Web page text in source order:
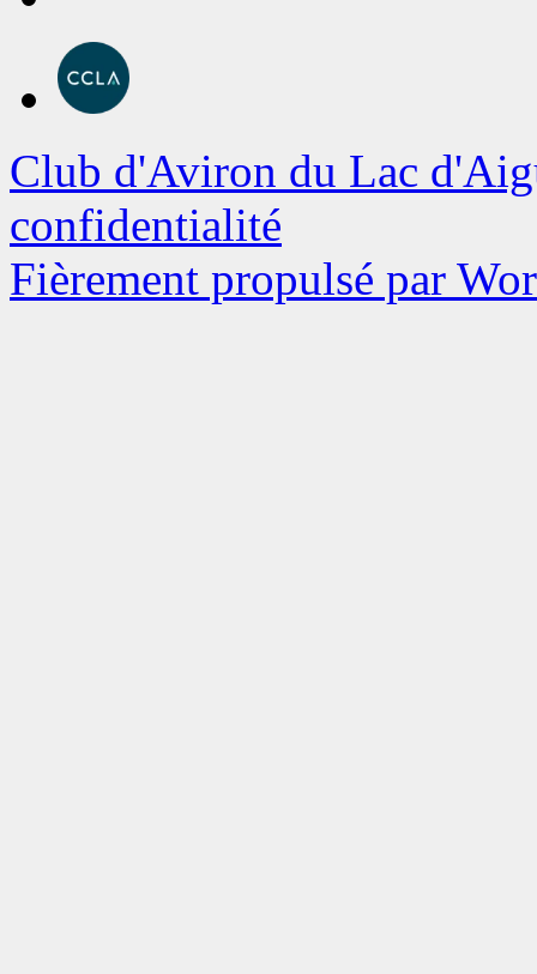
Club d'Aviron du Lac
confidentialité
Fièrement propulsé par